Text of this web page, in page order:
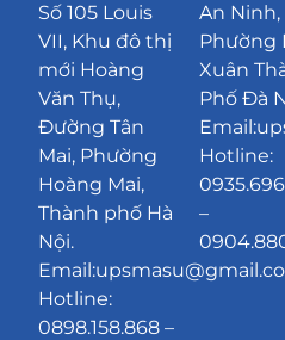
Số 105 Louis
VII, Khu đô thị
mới Hoàng
Văn Thụ,
Đường Tân
Mai, Phường
Hoàng Mai,
Thành phố Hà
Nội.
Hotline:
0898.158.868 –
An Ninh,
Phường
Xuân
Phố Đà
Hotline:
–